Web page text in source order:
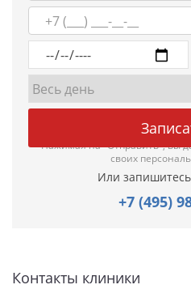
Нажимая на "Отправить", вы
своих
Или
+7 (495)
Контакты клиники